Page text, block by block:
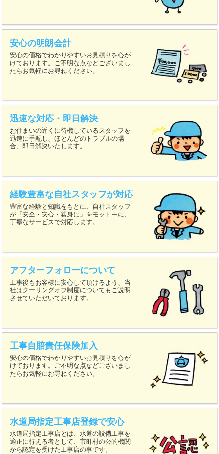
安心の明朗会計
安心の価格でわかりやすいお見積りを心が
けております。ご不明な点などございまし
たらお気軽にお尋ねください。
迅速な対応・即日解決
お住まいの近くに待機しているスタッフを
迅速に手配し、ほとんどのトラブルの場
合、即日解決いたします。
経験豊富な自社スタッフが対応
豊富な経験と知識をもとに、自社スタッフ
が「安全・安心・親身に」をモットーに、
丁寧なサービスで対応します。
アフターフォローについて
工事後もお客様に安心して頂けるよう、当
社はクーリングオフ制度についてもご説明
させていただいております。
工事自賠責任保険加入
安心の価格でわかりやすいお見積りを心が
けております。ご不明な点などございまし
たらお気軽にお尋ねください。
水道局指定工事店登録で安心
水道局指定工事店とは、水道の設備工事を
適正に行える者として、市町村の公的機関
から認定を受けた工事店の事です。